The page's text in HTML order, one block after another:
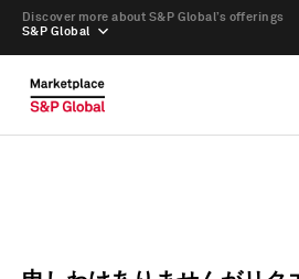
S&P Global
Discover more about S&P Global’s offerings